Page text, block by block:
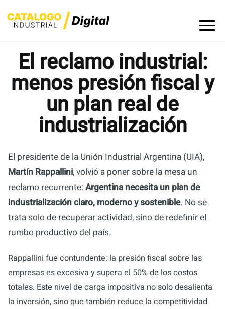
to
El reclamo industrial:
menos presión fiscal y
un plan real de
industrialización
El presidente de la Unión Industrial Argentina (UIA),
Martín Rappallini, volvió a poner sobre la mesa un
reclamo recurrente: Argentina necesita un plan de
industrialización claro, moderno y sostenible. No se
trata solo de recuperar actividad, sino de redefinir el
rumbo productivo del país.
Rappallini fue contundente: la presión fiscal sobre las
empresas es excesiva y supera el 50% de los costos
totales. Este nivel de carga impositiva no solo desalienta
la inversión, sino que también reduce la competitividad